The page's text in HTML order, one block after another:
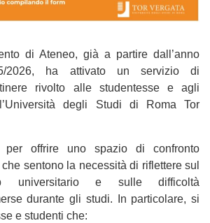
di Ateneo, già a partire dall’anno
2026, ha attivato un servizio di
rivolto alle studentesse e agli
degli Studi di Roma Tor
per offrire uno spazio di confronto
sentono la necessità di riflettere sul
universitario e sulle difficoltà
durante gli studi. In particolare, si
e studenti che: